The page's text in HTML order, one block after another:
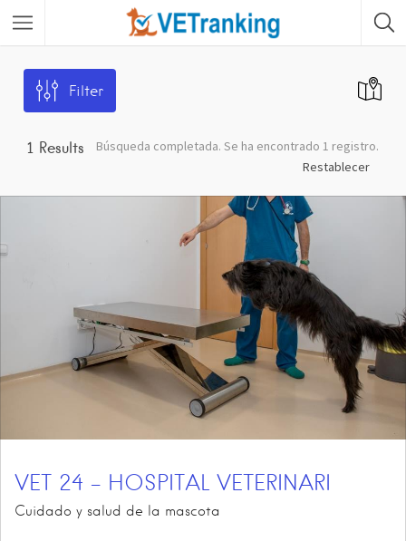
Filter
1 Results
Búsqueda completada. Se ha encontrado 1 registro.
Restablecer
VET 24 – HOSPITAL VETERINARI
Cuidado y salud de la mascota